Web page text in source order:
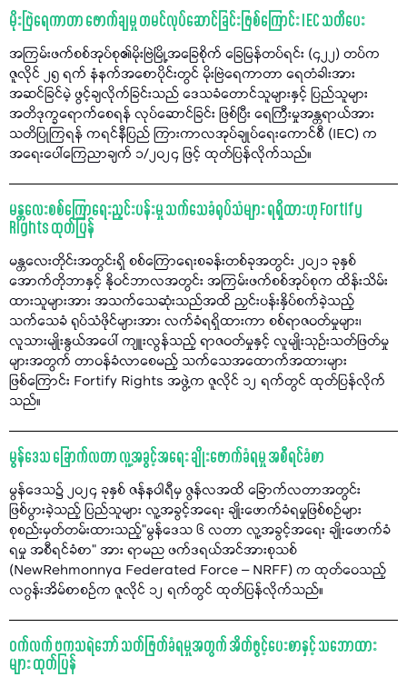
မိုးဗြဲရေကာတာ ဖောက်ချမှု တမင်လုပ်ဆောင်ခြင်းဖြစ်ကြောင်း IEC သတိပေး
အကြမ်းဖက်စစ်အုပ်စု၏မိုးဗြဲမြို့အခြေစိုက် ခြေမြန်တပ်ရင်း (၄၂၂) တပ်က
ဇူလိုင် ၂၅ ရက် နံနက်အစောပိုင်းတွင် မိုးဗြဲရေကာတာ ရေတံခါးအား
အဆင်ခြင်မဲ့ ဖွင့်ချလိုက်ခြင်းသည် ဒေသခံတောင်သူများနှင့် ပြည်သူများ
အတိဒုက္ခရောက်စေရန် လုပ်ဆောင်ခြင်း ဖြစ်ပြီး ရေကြီးမှုအန္တရာယ်အား
သတိပြုကြရန် ကရင်နီပြည် ကြားကာလအုပ်ချုပ်ရေးကောင်စီ (IEC) က
အရေးပေါ်ကြေညာချက် ၁/၂၀၂၄ ဖြင့် ထုတ်ပြန်လိုက်သည်။
မန္တလေးစစ်ကြောရေးညှင်းပန်းမှု သက်သေခံရုပ်သံများ ရရှိထားဟု Fortify
Rights ထုတ်ပြန်
မန္တလေးတိုင်းအတွင်းရှိ စစ်ကြောရေးစခန်းတစ်ခုအတွင်း ၂၀၂၁ ခုနှစ်
အောက်တိုဘာနှင့် နိုဝင်ဘာလအတွင်း အကြမ်းဖက်စစ်အုပ်စုက ထိန်းသိမ်း
ထားသူများအား အသက်သေဆုံးသည်အထိ ညှင်းပန်းနှိပ်စက်ခဲ့သည့်
သက်သေခံ ရုပ်သံဖိုင်များအား လက်ခံရရှိထားကာ စစ်ရာဇဝတ်မှုများ၊
လူသားမျိုးနွယ်အပေါ် ကျူးလွန်သည့် ရာဇဝတ်မှုနှင့် လူမျိုးသုဉ်းသတ်ဖြတ်မှု
များအတွက် တာဝန်ခံလာစေမည့် သက်သေအထောက်အထားများ
ဖြစ်ကြောင်း Fortify Rights အဖွဲ့က ဇူလိုင် ၁၂ ရက်တွင် ထုတ်ပြန်လိုက်
သည်။
မွန်ဒေသ ခြောက်လတာ လူ့အခွင့်အရေး ချိုးဖောက်ခံရမှု အစီရင်ခံစာ
မွန်ဒေသ၌ ၂၀၂၄ ခုနှစ် ဇန်နဝါရီမှ ဇွန်လအထိ ခြောက်လတာအတွင်း
ဖြစ်ပွားခဲ့သည့် ပြည်သူများ လူ့အခွင့်အရေး ချိုးဖောက်ခံရမှုဖြစ်စဉ်များ
စုစည်းမှတ်တမ်းထားသည့်"မွန်ဒေသ ၆ လတာ လူ့အခွင့်အရေး ချိုးဖောက်ခံ
ရမှု အစီရင်ခံစာ" အား ရာမည ဖက်ဒရယ်အင်အားစုသစ်
(NewRehmonnya Federated Force – NRFF) က ထုတ်ဝေသည့်
လဂွန်းအိမ်စာစဉ်က ဇူလိုင် ၁၂ ရက်တွင် ထုတ်ပြန်လိုက်သည်။
ဝက်လက် ဗကသရဲဘော် သတ်ဖြတ်ခံရမှုအတွက် အိတ်ဖွင့်ပေးစာနှင့် သဘောထား
များ ထုတ်ပြန်